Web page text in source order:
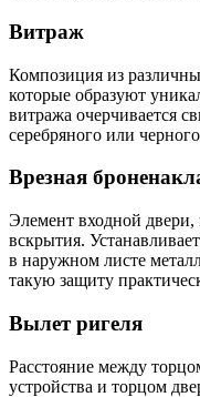
Витраж
Композиция из
которые образуют
витража очерчивается
серебряного или
Врезная
Элемент входной
вскрытия.
в наружном листе
такую защиту
Вылет ригеля
Расстояние между
устройства и торцом